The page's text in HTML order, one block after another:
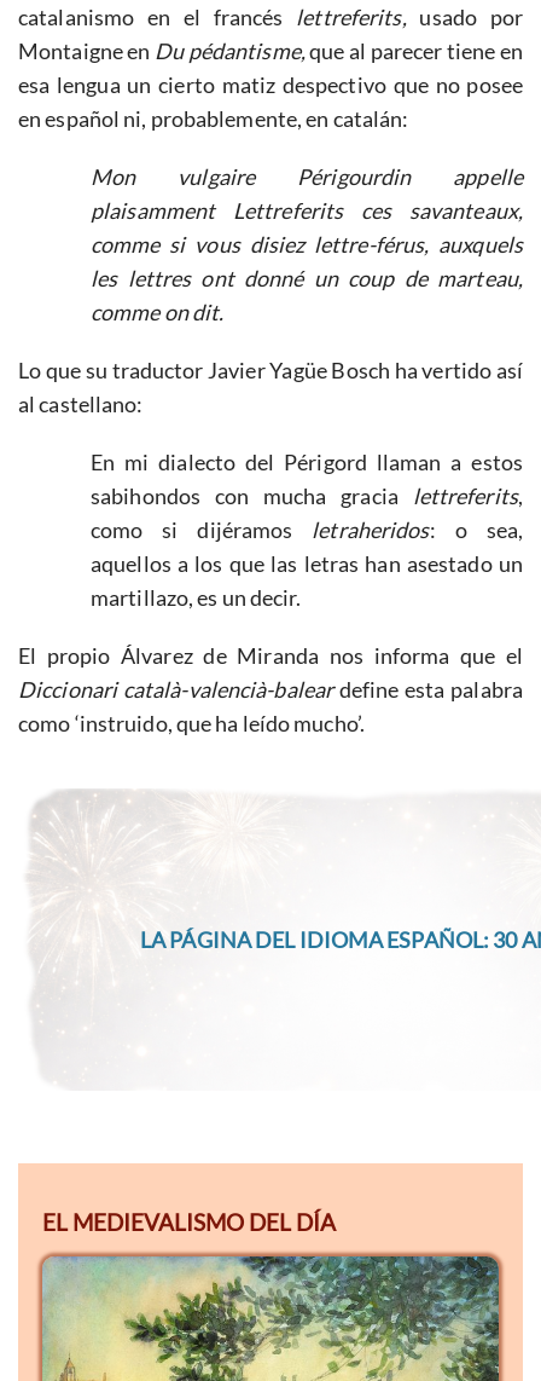
catalanismo en el francés lettreferits, usado por
Montaigne en Du pédantisme,que al parecer tiene en
esa lengua un cierto matiz despectivo que no posee
en español ni, probablemente, en catalán:
Mon vulgaire Périgourdin appelle
plaisamment Lettreferitsces savanteaux,
comme si vous disiez lettre-férus, auxquels
les lettres ont donné un coup de marteau,
comme on dit.
Lo que su traductor Javier Yagüe Bosch ha vertido así
al castellano:
En mi dialecto del Périgord llaman a estos
sabihondos con mucha gracia lettreferits,
como si dijéramos letraheridos: o sea,
aquellos a los que las letras han asestado un
martillazo, es un decir.
El propio Álvarez de Miranda nos informa que el
Diccionari català-valencià-baleardefine esta palabra
como ‘instruido, que ha leído mucho’.
LA PÁGINA DEL IDIOMA ESPAÑOL: 30
EL MEDIEVALISMO DEL DÍA